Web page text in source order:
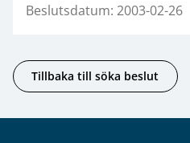
Beslutsdatum: 2003-02-26
Tillbaka till söka beslut